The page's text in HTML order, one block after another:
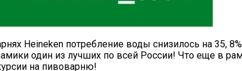
Heineken потребление воды снизилось на 35,
один из лучших по всей России! Что еще в
на пивоварню!